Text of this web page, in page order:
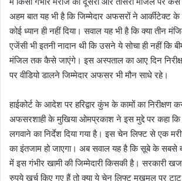
अहम बात यह भी है कि जिम्मेदार अफसरों ने आर्कीटेक्ट के
कोई ध्यान ही नहीं दिया। सवाल यह भी है कि क्या तीन
एजेंसी भी इतनी नादान थी कि उसने ये सोचा ही नहीं कि
मंजिल तक कैसे जाएंगे। इस अस्पताल का आए दिन
पर वीडियो डालने जिम्मेदार अफसर भी मौन साधे रहे।
हाईकोर्ट के आदेश पर हरिद्वार कुंभ के कामों का निरीक्षण
अफसरशाही के मुखिया ओमप्रकाश ने इस मुद्दे पर कहा
लगवाने का निर्देश दिया गया है। इस चेन लिफ्ट से एक
का इंतजाम हो जाएगा। अब सवाल यह है कि सूबे के सबसे
में इस गंभीर खामी की जिम्मेदारी किसकी है। सरकारी
रुपये खर्च किए गए हैं तो क्या ये चेन लिफ्ट मखमल पर टाट